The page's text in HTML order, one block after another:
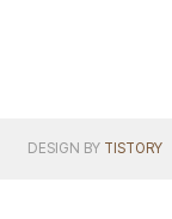
DESIGN BY TISTORY